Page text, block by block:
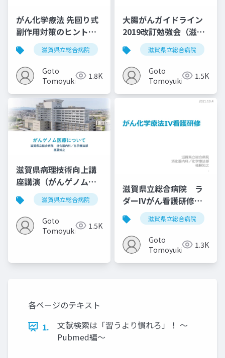
がん化学療法 先回り式
副作用対策のヒント
（滋賀県立総合病院が
ん診療セミナー）
20180524
滋賀県立総合病院 がん薬物療法 腫瘍内科
Goto
Tomoyuki
1.8K
大腸がんガイドライン
2019改訂勉強会（滋賀
県立総合病院）
20190227
滋賀県立総合病院
Goto
Tomoyuki
1.5K
滋賀県病理技術向上講
座講演（がんゲノム医
療について）20210130
滋賀県立総合病院 がん薬物療法 がんゲノム医療
Goto
Tomoyuki
1.5K
滋賀県立総合病院 ラ
ダーIVがん看護研修
20211004滋賀県立総合病院
Goto
Tomoyuki
1.3K
各ページのテキスト
1.
文献検索は「習うより慣れろ」！ 〜
Pubmed編〜